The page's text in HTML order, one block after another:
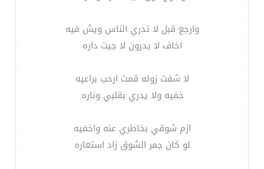
وارجع قبل لا تدري الناس ويش فيه
اخاف لا يدرون لا جيت داره
لا شفت زوله قمت ارحب براعيه
خفيه ولا يدري بقلبي وناره
ازم شوقي بخاطري عنه واخفيه
لو كان جمر الشوق زاد استعاره